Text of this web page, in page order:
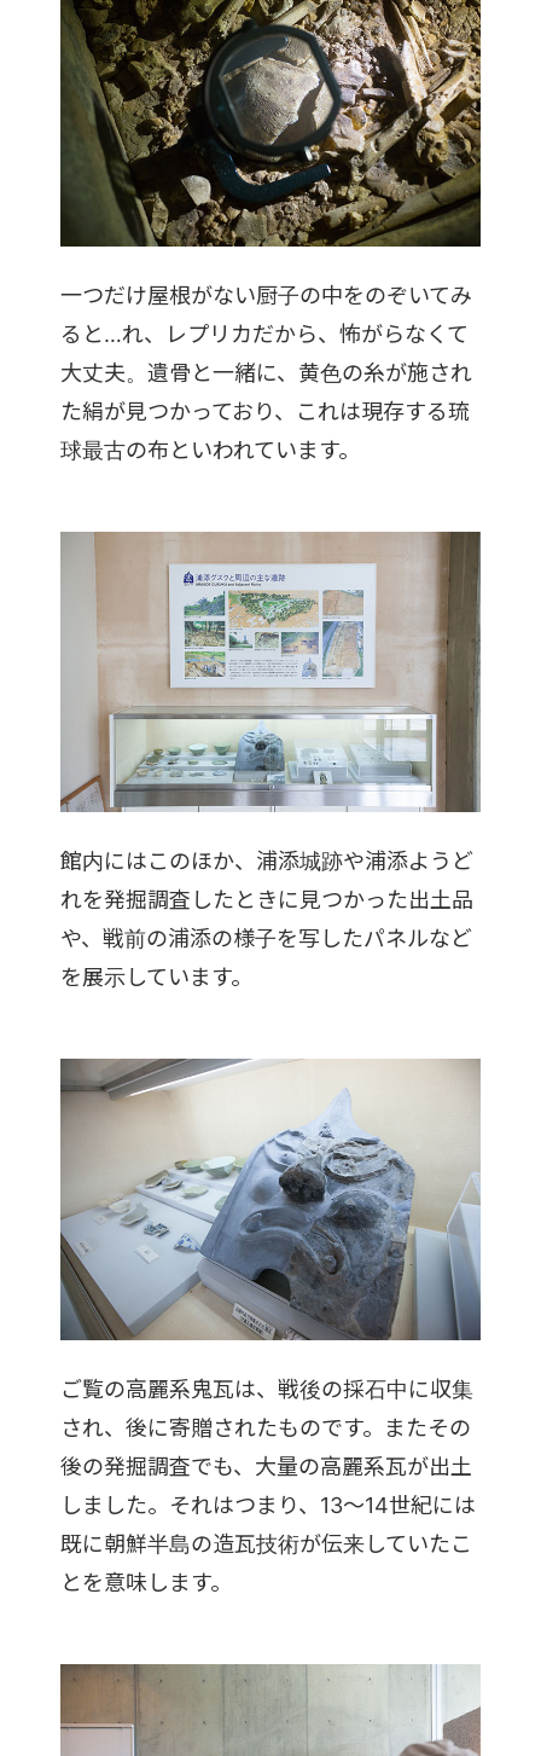
一つだけ屋根がない厨子の中をのぞいてみ
ると…れ、レプリカだから、怖がらなくて
大丈夫。遺骨と一緒に、黄色の糸が施され
た絹が見つかっており、これは現存する琉
球最古の布といわれています。
館内にはこのほか、浦添城跡や浦添ようど
れを発掘調査したときに見つかった出土品
や、戦前の浦添の様子を写したパネルなど
を展示しています。
ご覧の高麗系鬼瓦は、戦後の採石中に収集
され、後に寄贈されたものです。またその
後の発掘調査でも、大量の高麗系瓦が出土
しました。それはつまり、13〜14世紀には
既に朝鮮半島の造瓦技術が伝来していたこ
とを意味します。